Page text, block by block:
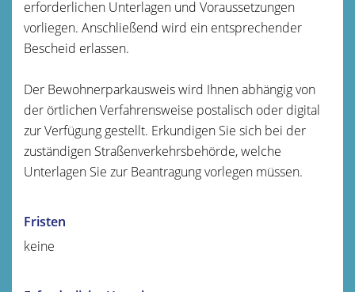
erforderlichen Unterlagen und Voraussetzungen
vorliegen. Anschließend wird ein entsprechender
Bescheid erlassen.
Der Bewohnerparkausweis wird Ihnen abhängig von
der örtlichen Verfahrensweise postalisch oder digital
zur Verfügung gestellt. Erkundigen Sie sich bei der
zuständigen Straßenverkehrsbehörde, welche
Unterlagen Sie zur Beantragung vorlegen müssen.
Fristen
keine